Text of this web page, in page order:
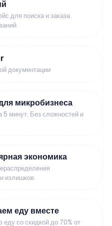
для поиска и заказа
документации
микробизнеса
5 минут. Без сложностей и
экономика
излишков
еду вместе
еду со скидкой до 70% от